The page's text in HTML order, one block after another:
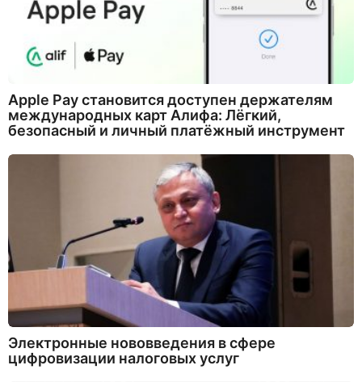
Apple Pay становится доступен держателям
международных карт Алифа: Лёгкий,
безопасный и личный платёжный инструмент
Электронные нововведения в сфере
цифровизации налоговых услуг